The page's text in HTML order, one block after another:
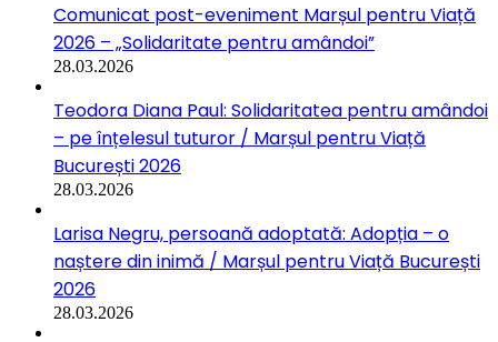
Comunicat post-eveniment Marșul pentru Viață
2026 – „Solidaritate pentru amândoi”
28.03.2026
Teodora Diana Paul: Solidaritatea pentru amândoi
– pe înțelesul tuturor / Marșul pentru Viață
București 2026
28.03.2026
Larisa Negru, persoană adoptată: Adopția – o
naștere din inimă / Marșul pentru Viață București
2026
28.03.2026